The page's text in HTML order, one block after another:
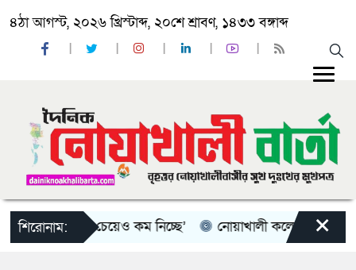
৪ঠা আগস্ট, ২০২৬ খ্রিস্টাব্দ, ২০শে শ্রাবণ, ১৪৩৩ বঙ্গাব্দ
শিরোনাম:
ভাড়ার চেয়েও কম নিচ্ছে’ নোয়াখালী কলেজে সুবর্ণচর
×